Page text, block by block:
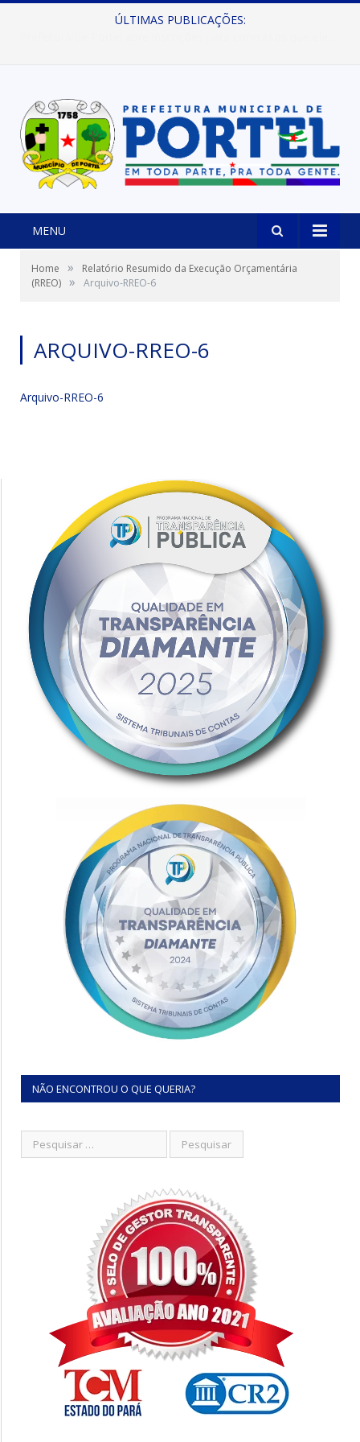
ÚLTIMAS PUBLICAÇÕES:
MENU
Home »
Relatório Resumido da Execução Orçamentária
(RREO) » Arquivo-RREO-6
ARQUIVO-RREO-6
Arquivo-RREO-6
NÃO ENCONTROU O QUE QUERIA?